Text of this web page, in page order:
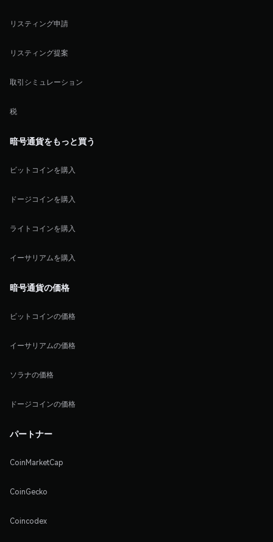
リスティング申請
リスティング提案
取引シミュレーション
税
暗号通貨をもっと買う
ビットコインを購入
ドージコインを購入
ライトコインを購入
イーサリアムを購入
暗号通貨の価格
ビットコインの価格
イーサリアムの価格
ソラナの価格
ドージコインの価格
パートナー
CoinMarketCap
CoinGecko
Coincodex